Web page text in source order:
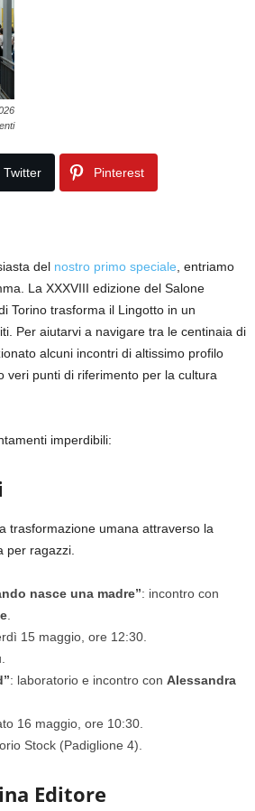
Twitter Pinterest
del nostro primo speciale , entriamo
La XXXVIII edizione del Salone
Torino trasforma il Lingotto in un
Per aiutarvi a navigare tra le centinaia di
alcuni incontri di altissimo profilo
veri punti di riferimento per la cultura
imperdibili:
trasformazione umana attraverso la
per ragazzi.
nasce una madre”: incontro con
15 maggio, ore 12:30.
: laboratorio e incontro con Alessandra
16 maggio, ore 10:30.
Stock (Padiglione 4).
Editore